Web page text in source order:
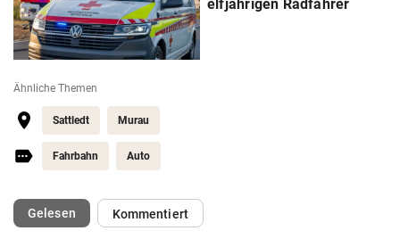
elfjährigen Radfahrer
Ähnliche Themen
Sattledt Murau
Fahrbahn Auto
Gelesen(ausgewählt)Kommentiert